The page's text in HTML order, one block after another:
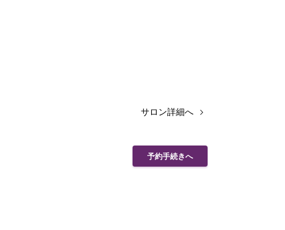
サロン詳細へ
予約手続きへ